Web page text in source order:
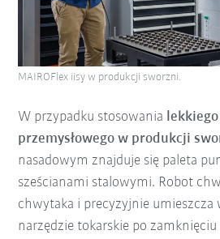
W przypadku stosowania
przemysłowego w produkcji
nasadowym znajduje się paleta
sześcianami stalowymi. Robot
chwytaka i precyzyjnie umieszcza
narzędzie tokarskie po
MAIROFlex iisy w produkcji sworzni.